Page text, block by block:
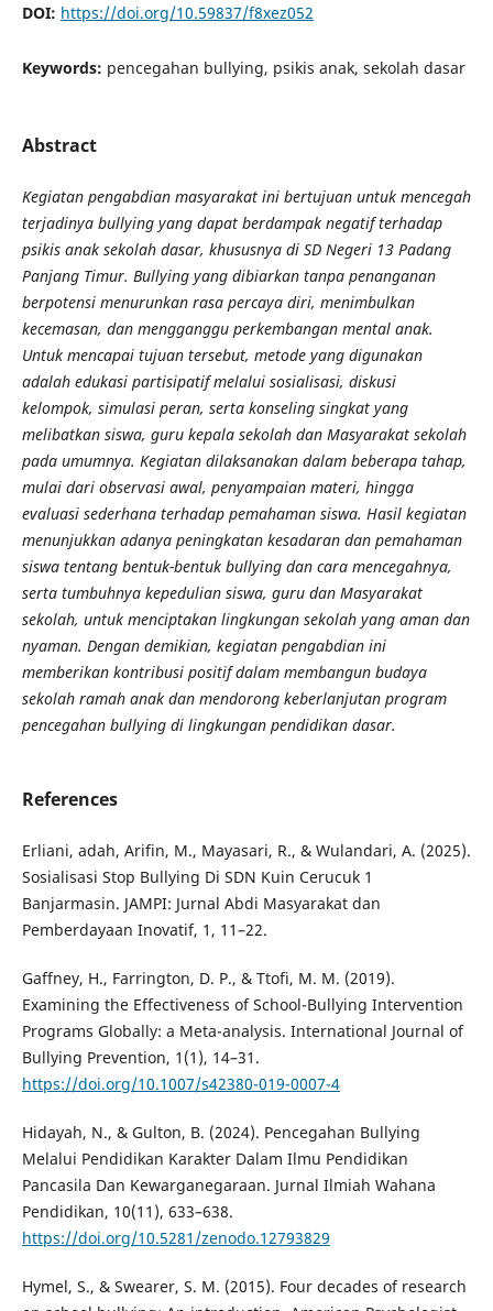
DOI: https://doi.org/10.59837/f8xez052
Keywords: pencegahan bullying, psikis anak, sekolah dasar
Abstract
Kegiatan pengabdian masyarakat ini bertujuan untuk mencegah
terjadinya bullying yang dapat berdampak negatif terhadap
psikis anak sekolah dasar, khususnya di SD Negeri 13 Padang
Panjang Timur. Bullying yang dibiarkan tanpa penanganan
berpotensi menurunkan rasa percaya diri, menimbulkan
kecemasan, dan mengganggu perkembangan mental anak.
Untuk mencapai tujuan tersebut, metode yang digunakan
adalah edukasi partisipatif melalui sosialisasi, diskusi
kelompok, simulasi peran, serta konseling singkat yang
melibatkan siswa, guru kepala sekolah dan Masyarakat sekolah
pada umumnya. Kegiatan dilaksanakan dalam beberapa tahap,
mulai dari observasi awal, penyampaian materi, hingga
evaluasi sederhana terhadap pemahaman siswa. Hasil kegiatan
menunjukkan adanya peningkatan kesadaran dan pemahaman
siswa tentang bentuk-bentuk bullying dan cara mencegahnya,
serta tumbuhnya kepedulian siswa, guru dan Masyarakat
sekolah, untuk menciptakan lingkungan sekolah yang aman dan
nyaman. Dengan demikian, kegiatan pengabdian ini
memberikan kontribusi positif dalam membangun budaya
sekolah ramah anak dan mendorong keberlanjutan program
pencegahan bullying di lingkungan pendidikan dasar.
References
Erliani, adah, Arifin, M., Mayasari, R., & Wulandari, A. (2025).
Sosialisasi Stop Bullying Di SDN Kuin Cerucuk 1
Banjarmasin. JAMPI: Jurnal Abdi Masyarakat dan
Pemberdayaan Inovatif, 1, 11–22.
Gaffney, H., Farrington, D. P., & Ttofi, M. M. (2019).
Examining the Effectiveness of School-Bullying Intervention
Programs Globally: a Meta-analysis. International Journal of
Bullying Prevention, 1(1), 14–31.
https://doi.org/10.1007/s42380-019-0007-4
Hidayah, N., & Gulton, B. (2024). Pencegahan Bullying
Melalui Pendidikan Karakter Dalam Ilmu Pendidikan
Pancasila Dan Kewarganegaraan. Jurnal Ilmiah Wahana
Pendidikan, 10(11), 633–638.
https://doi.org/10.5281/zenodo.12793829
Hymel, S., & Swearer, S. M. (2015). Four decades of research